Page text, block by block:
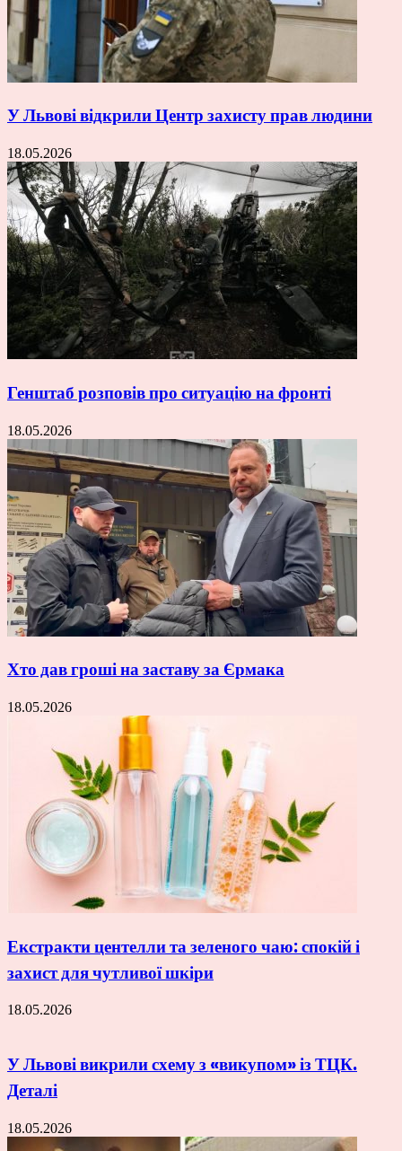
У Львові відкрили Центр захисту прав людини
18.05.2026
Генштаб розповів про ситуацію на фронті
18.05.2026
Хто дав гроші на заставу за Єрмака
18.05.2026
Екстракти центелли та зеленого чаю: спокій і
захист для чутливої шкіри
18.05.2026
У Львові викрили схему з «викупом» із ТЦК.
Деталі
18.05.2026